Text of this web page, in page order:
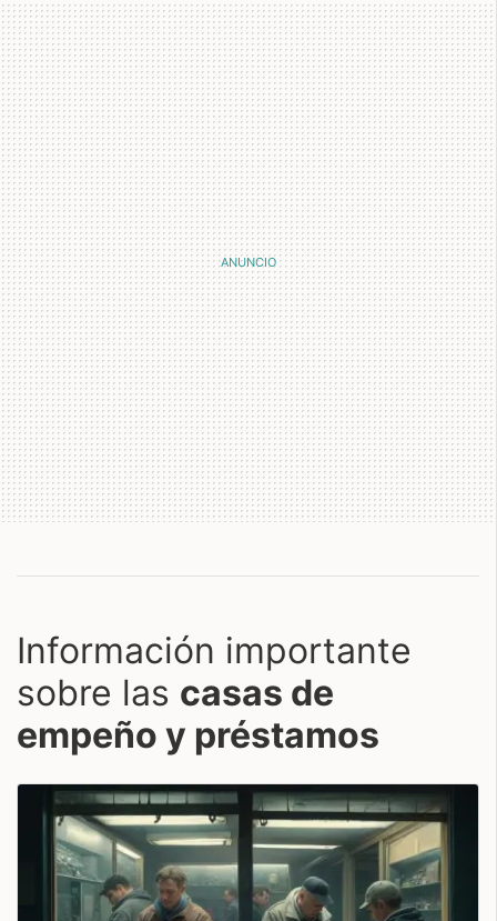
Información importante
sobre las casas de
empeño y préstamos